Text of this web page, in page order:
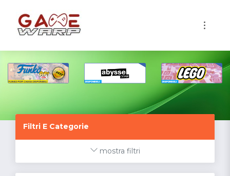
Filtri E Categorie
mostra filtri